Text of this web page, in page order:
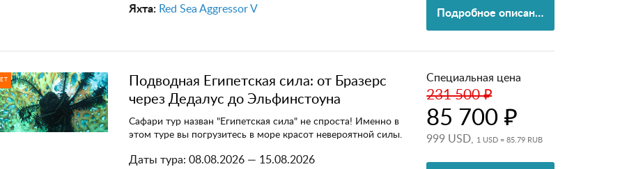
Яхта: Red Sea Aggressor V Подробное описание
Подводная Египетская сила: от Бразерс
через Дедалус до Эльфинстоуна
Сафари тур назван "Египетская сила" не спроста! Именно в
этом туре вы погрузитесь в море красот невероятной силы.
Даты тура: 08.08.2026 — 15.08.2026
Специальная цена
231 500 ₽
85 700 ₽
999 USD, 1 USD = 85.79 RUB